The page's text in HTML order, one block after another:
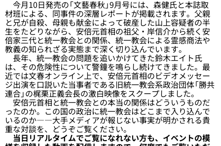
今月10日発売の「文藝春秋」9月号には、森健氏と本誌取
材班による、同事件の深層レポートが掲載されます。父親
と兄が自殺、母親も献金によって破産した山上容疑者の半
生をたどりながら、安倍元首相の祖父・岸信介から続く安
倍家三代と統一教会との関係、統一教会による霊感商法や
教義の知られざる実態まで深く切り込んでいます。
長年、統一教会の問題を追いかけてきた鈴木エイト氏
は、その危険性について警鐘を鳴らし続けてきました。最
近では文春オンライン上で、安倍元首相のビデオメッセー
ジ出演を口説いた当事者である旧統一教会系政治団体「勝共
連合」の梶栗正義会長の激白映像をスクープしました。
安倍元首相と統一教会との本当の関係はどういうものだ
ったのか。この国の政治に統一教会はどこまで入り込んで
いるのか――大手メディアが報じない事実が明かされる貴
重な対談を、どうぞご覧ください。
当日リアルタイムでご覧になれない方も、イベントの模